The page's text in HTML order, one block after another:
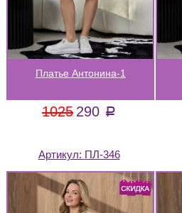
Платье Антонина-1
1025 290 a
Артикул: ПЛ-346